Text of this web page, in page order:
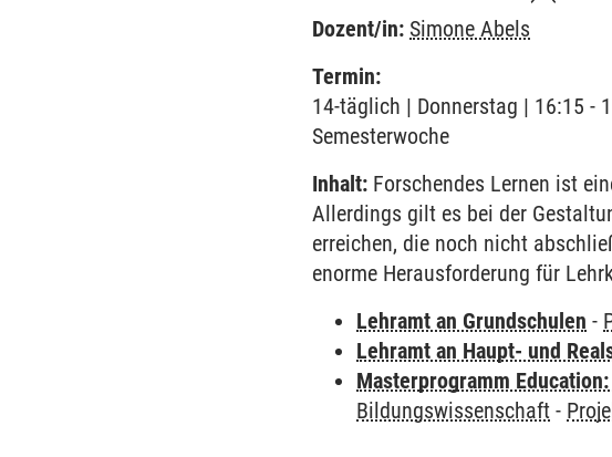
Dozent/in: Simone Abels
Termin:
14-täglich | Donnerstag | 16:15 -
Semesterwoche
Inhalt: Forschendes Lernen ist
Allerdings gilt es bei der
erreichen, die noch nicht
enorme Herausforderung für
Lehramt an Grundschulen -
Lehramt an Haupt- und
Masterprogramm
Bildungswissenschaft -